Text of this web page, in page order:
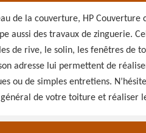
de la couverture, HP Couverture
aussi des travaux de zinguerie.
de rive, le solin, les fenêtres de
adresse lui permettent de
ou de simples entretiens.
de votre toiture et réaliser